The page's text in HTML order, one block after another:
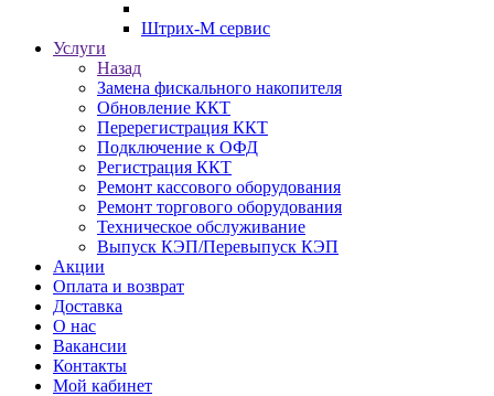
Штрих-М сервис
Услуги
Назад
Замена фискального накопителя
Обновление ККТ
Перерегистрация ККТ
Подключение к ОФД
Регистрация ККТ
Ремонт кассового оборудования
Ремонт торгового оборудования
Техническое обслуживание
Выпуск КЭП/Перевыпуск КЭП
Акции
Оплата и возврат
Доставка
О нас
Вакансии
Контакты
Мой кабинет